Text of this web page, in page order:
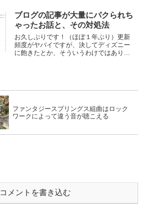
で各洞窟の解説を見れるのでお試しあれ↓
この地図は、センター・...
ブログの記事が大量にパクられち
ゃったお話と、その対処法
お久しぶりです！（ほぼ１年ぶり）更新
頻度がヤバイですが、決してディズニー
に飽きたとか、そういうわけではありま
ファンタジースプリングス組曲はロック
ワークによって違う音が聴こえる
コメントを書き込む